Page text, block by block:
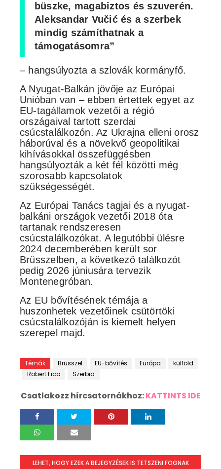
büszke, magabiztos és szuverén.
Aleksandar Vučić és a szerbek
mindig számíthatnak a
támogatásomra”
– hangsúlyozta a szlovák kormányfő.
A Nyugat-Balkán jövője az Európai
Unióban van – ebben értettek egyet az
EU-tagállamok vezetői a régió
országaival tartott szerdai
csúcstalálkozón. Az Ukrajna elleni orosz
háborúval és a növekvő geopolitikai
kihívásokkal összefüggésben
hangsúlyozták a két fél közötti még
szorosabb kapcsolatok
szükségességét.
Az Európai Tanács tagjai és a nyugat-
balkáni országok vezetői 2018 óta
tartanak rendszeresen
csúcstalálkozókat. A legutóbbi ülésre
2024 decemberében került sor
Brüsszelben, a következő találkozót
pedig 2026 júniusára tervezik
Montenegróban.
Az EU bővítésének témája a
huszonhetek vezetőinek csütörtöki
csúcstalálkozóján is kiemelt helyen
szerepel majd.
Témák Brüsszel EU-bővítés Európa
külföld
Robert Fico
Szerbia
Csatlakozz hírcsatornákhoz:KATTINTS IDE
LEHET, HOGY EZEK A BEJEGYZÉSEK IS TETSZENI FOGNAK